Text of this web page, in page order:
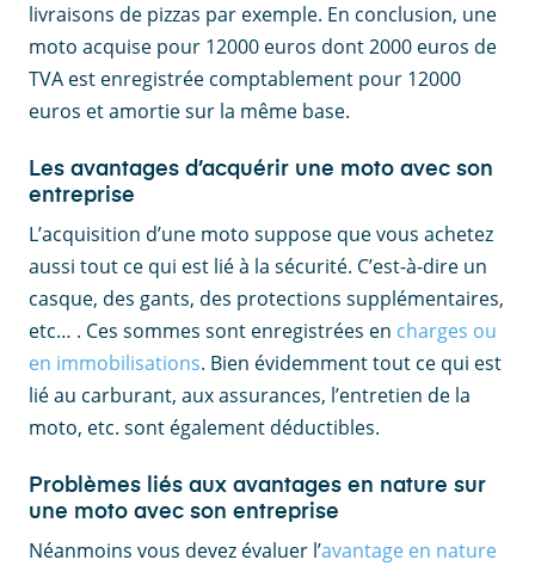
livraisons de pizzas par exemple. En conclusion, une
moto acquise pour 12000 euros dont 2000 euros de
TVA est enregistrée comptablement pour 12000
euros et amortie sur la même base.
Les avantages d’acquérir une moto avec son
entreprise
L’acquisition d’une moto suppose que vous achetez
aussi tout ce qui est lié à la sécurité. C’est-à-dire un
casque, des gants, des protections supplémentaires,
etc… . Ces sommes sont enregistrées en charges ou
en immobilisations. Bien évidemment tout ce qui est
lié au carburant, aux assurances, l’entretien de la
moto, etc. sont également déductibles.
Problèmes liés aux avantages en nature sur
une moto avec son entreprise
Néanmoins vous devez évaluer l’avantage en nature